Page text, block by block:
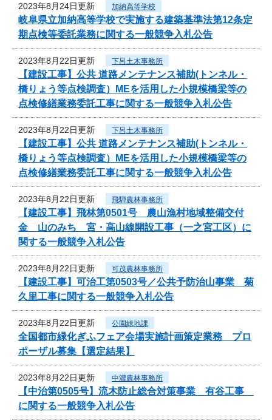
2023年8月24日更新 加納高等学校
岐阜県立加納高等学校で実施する建築基準法第12条定
期点検等委託業務に関する一般競争入札公告
2023年8月22日更新 下呂土木事務所
【建設工事】公共 道路メンテナンス補助(トンネル・
橋りょう等点検調査）MEを活用した小規模橋梁等の
点検修繕業務委託工事に関する一般競争入札公告
2023年8月22日更新 下呂土木事務所
【建設工事】公共 道路メンテナンス補助(トンネル・
橋りょう等点検調査）MEを活用した小規模橋梁等の
点検修繕業務委託工事に関する一般競争入札公告
2023年8月22日更新 飛騨農林事務所
【建設工事】飛林第0501号 農山漁村地域整備交付
金 山のみち 宮・高山線開設工事（一之宮工区）に
関する一般競争入札公告
2023年8月22日更新 可茂農林事務所
【建設工事】可治工第0503号／公共予防治山事業 菊
久里工事に関する一般競争入札公告
2023年8月22日更新 公園緑地課
全国都市緑化ぎふフェア会場実施計画策定業務 プロ
ポーザル募集【選定結果】
2023年8月22日更新 中濃農林事務所
【中治第0505号】流木防止総合対策事業 有谷工事
に関する一般競争入札公告